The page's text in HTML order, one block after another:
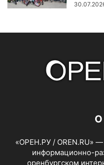
«ОРЕН.РУ / OREN.RU»
информационно-
оренбургском